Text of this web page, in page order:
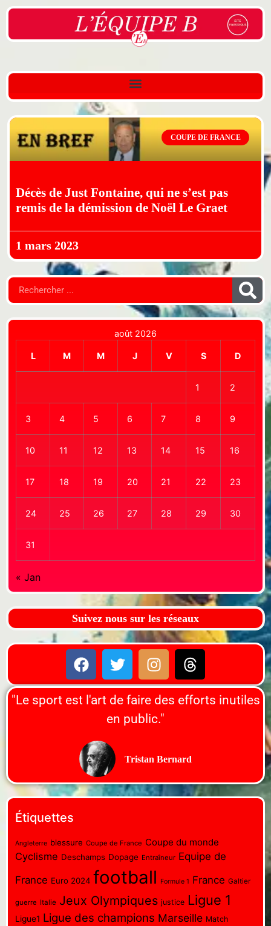
COUPE DE FRANCE
Décès de Just Fontaine, qui ne s’est pas
remis de la démission de Noël Le Graet
1 mars 2023
août 2026
L M M J V S D
1 2
3 4 5 6 7 8 9
10 11 12 13 14 15 16
17 18 19 20 21 22 23
24 25 26 27 28 29 30
31
« Jan
Suivez nous sur les réseaux
"Le sport est l'art de faire des efforts inutiles
en public."
Tristan Bernard
Étiquettes
Angleterre blessure Coupe de France Coupe du monde
Cyclisme Deschamps Dopage Entraîneur Equipe de
France Euro 2024 football Formule 1 France Galtier
guerre Italie Jeux Olympiques justice Ligue 1
Ligue1 Ligue des champions Marseille Match